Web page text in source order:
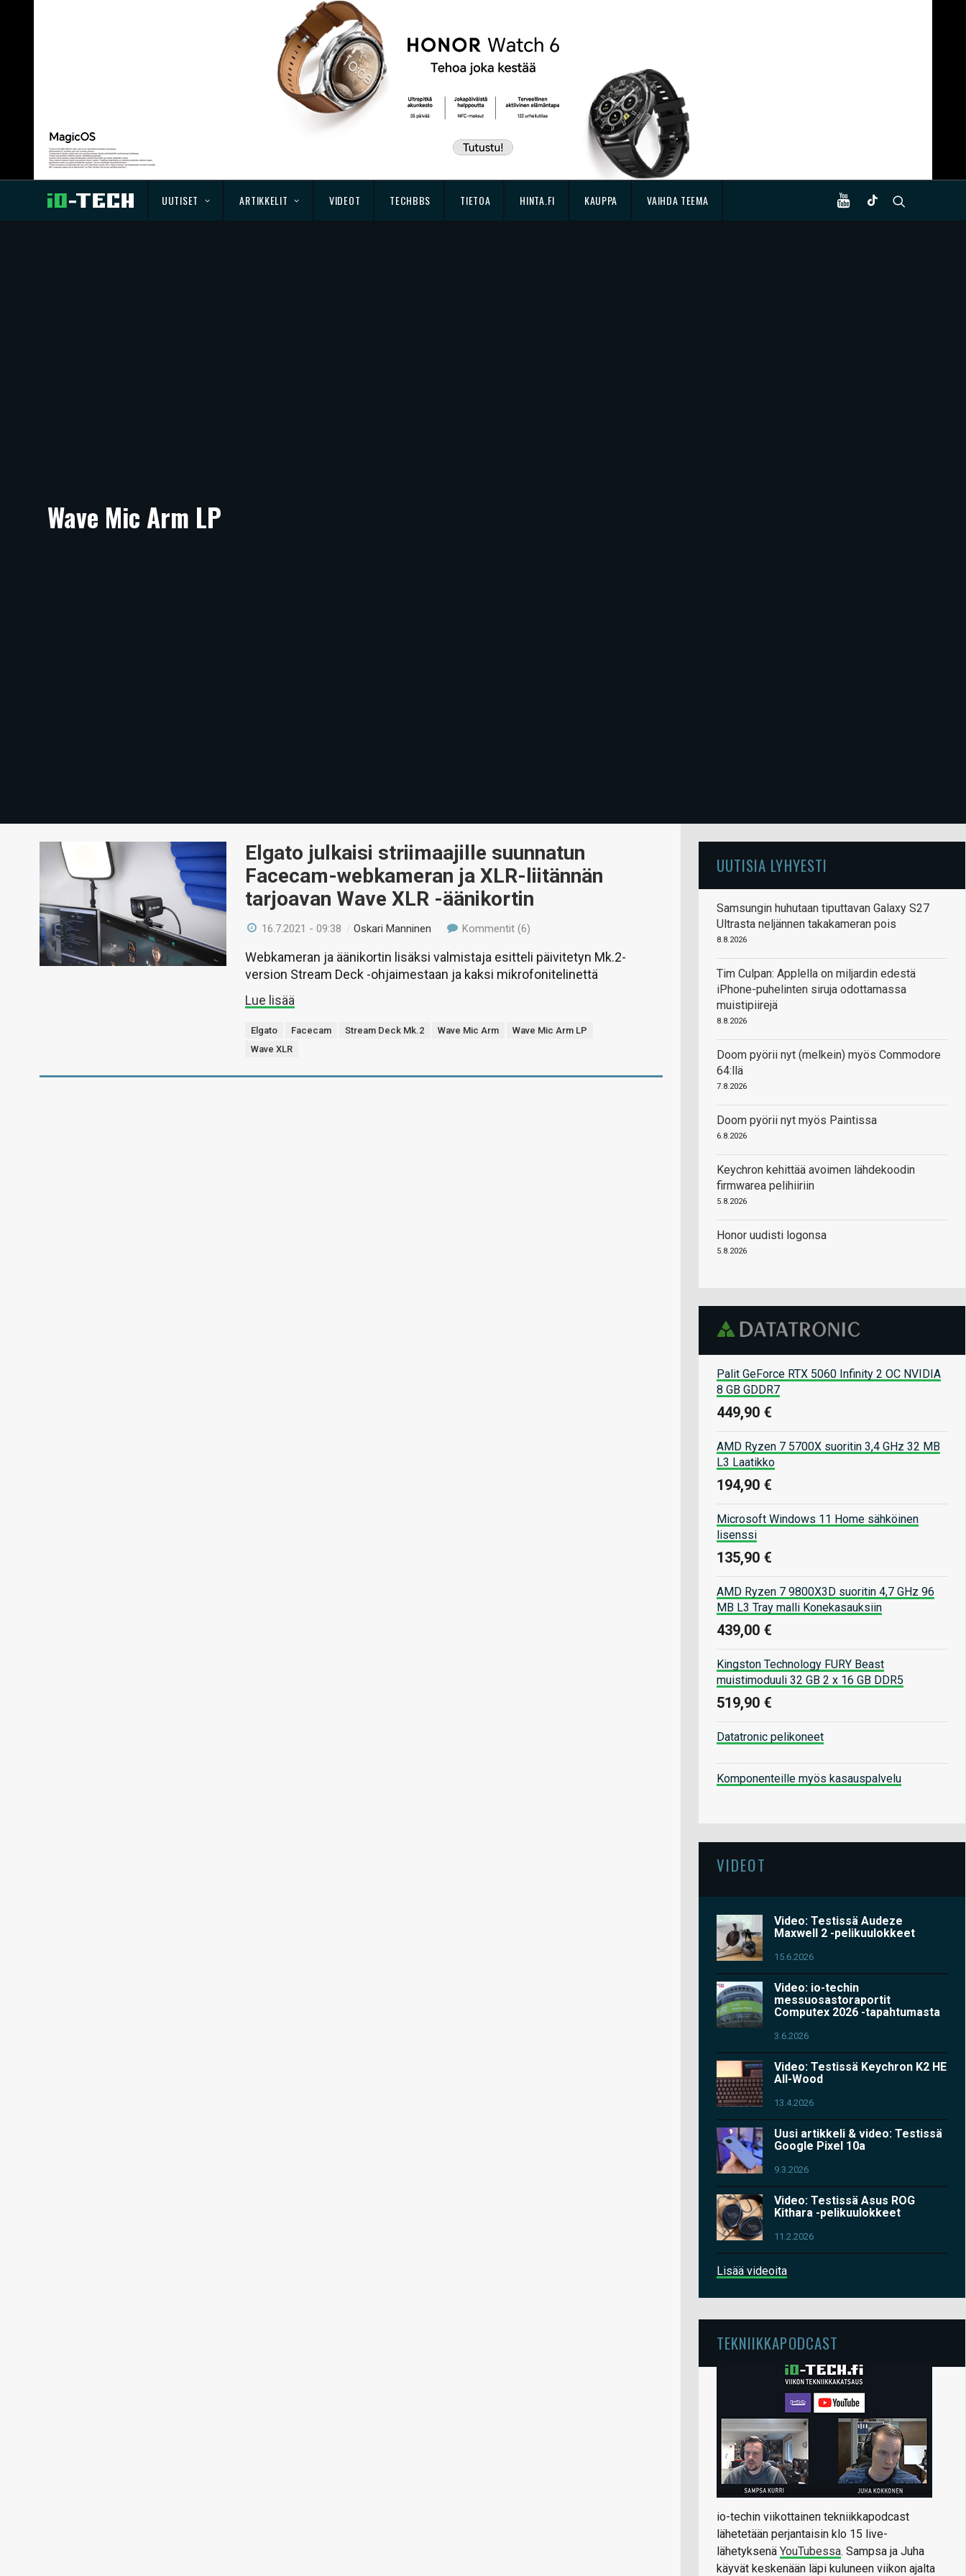
UUTISET ARTIKKELIT VIDEOT TECHBBS TIETOA HINTA.FI KAUPPA VAIHDA TEEMA
Wave Mic Arm LP
Elgato julkaisi striimaajille suunnatun
Facecam-webkameran ja XLR-liitännän
tarjoavan Wave XLR -äänikortin
16.7.2021 - 09:38 /Oskari Manninen Kommentit (6)
Webkameran ja äänikortin lisäksi valmistaja esitteli päivitetyn Mk.2-
version Stream Deck -ohjaimestaan ja kaksi mikrofonitelinettä
Lue lisää
Elgato Facecam Stream Deck Mk.2 Wave Mic Arm
Wave Mic Arm LP
Wave XLR
UUTISIA LYHYESTI
Samsungin huhutaan tiputtavan Galaxy S27
Ultrasta neljännen takakameran pois
8.8.2026
Tim Culpan: Applella on miljardin edestä
iPhone-puhelinten siruja odottamassa
muistipiirejä
8.8.2026
Doom pyörii nyt (melkein) myös Commodore
64:llä
7.8.2026
Doom pyörii nyt myös Paintissa
6.8.2026
Keychron kehittää avoimen lähdekoodin
firmwarea pelihiiriin
5.8.2026
Honor uudisti logonsa
5.8.2026
Palit GeForce RTX 5060 Infinity 2 OC NVIDIA
8 GB GDDR7
449,90 €
AMD Ryzen 7 5700X suoritin 3,4 GHz 32 MB
L3 Laatikko
194,90 €
Microsoft Windows 11 Home sähköinen
lisenssi
135,90 €
AMD Ryzen 7 9800X3D suoritin 4,7 GHz 96
MB L3 Tray malli Konekasauksiin
439,00 €
Kingston Technology FURY Beast
muistimoduuli 32 GB 2 x 16 GB DDR5
519,90 €
Datatronic pelikoneet
Komponenteille myös kasauspalvelu
VIDEOT
Video: Testissä Audeze
Maxwell 2 -pelikuulokkeet
15.6.2026
Video: io-techin
messuosastoraportit
Computex 2026 -tapahtumasta
3.6.2026
Video: Testissä Keychron K2 HE
All-Wood
13.4.2026
Uusi artikkeli & video: Testissä
Google Pixel 10a
9.3.2026
Video: Testissä Asus ROG
Kithara -pelikuulokkeet
11.2.2026
Lisää videoita
TEKNIIKKAPODCAST
io-techin viikottainen tekniikkapodcast
lähetetään perjantaisin klo 15 live-
lähetyksenä YouTubessa. Sampsa ja Juha
käyvät keskenään läpi kuluneen viikon ajalta